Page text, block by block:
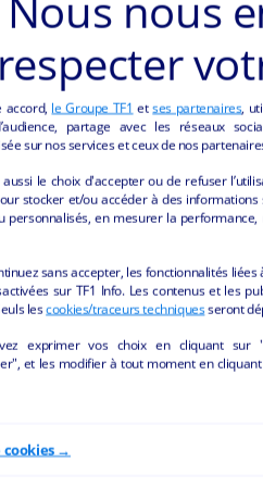
ET
respecter
accord, le Groupe TF1 etses partenaires,
partage avec les réseaux
sur nos services et ceux de nos
aussi le choix d'accepter ou de refuser
stocker et/ou accéder à des
personnalisés, en mesurer la
sans accepter, les fonctionnalités
sur TF1 Info. Les contenus et les
lescookies/traceurs techniquesseront
exprimer vos choix en cliquant sur
et les modifier à tout moment en
cookies →